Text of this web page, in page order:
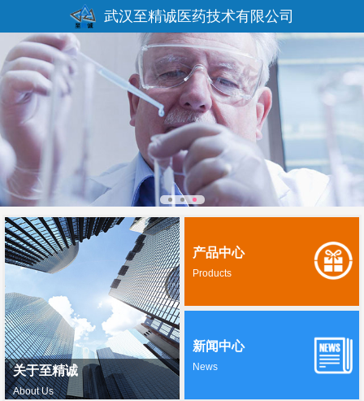
武汉至精诚医药技术有限公司
关于至精诚
About Us
产品中心
Products
新闻中心
News